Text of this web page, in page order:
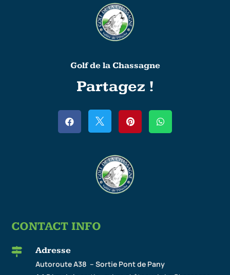
Golf de la Chassagne
Partagez !
   
CONTACT INFO
 Adresse
Autoroute A38 – Sortie Pont de Pany